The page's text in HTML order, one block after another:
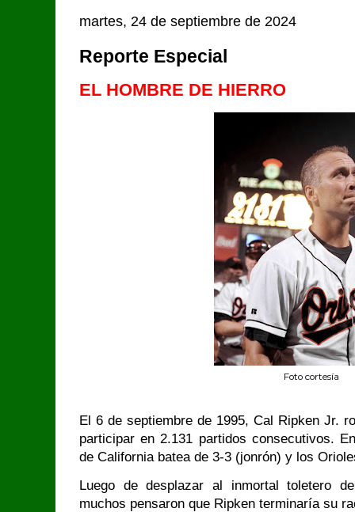
martes, 24 de septiembre de 2024
Reporte Especial
EL HOMBRE DE HIERRO
Foto cortesía
El 6 de septiembre de 1995, Cal Ripken Jr.
participar en 2.131 partidos consecutivos.
de California batea de 3-3 (jonrón) y los
Luego de desplazar al inmortal toletero
muchos pensaron que Ripken terminaría su